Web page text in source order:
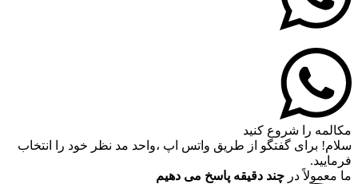
مکالمه را شروع کنید
سلام! برای گفتگو از طریق واتس اپ ،واحد مد نظر خود را انتخاب
فرمایید.
ما معمولاً در چند دقیقه پاسخ می دهیم